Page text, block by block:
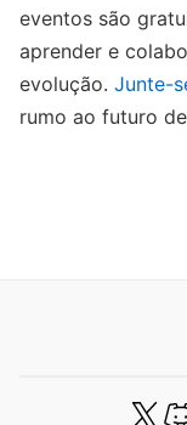
eventos são
aprender e
evolução. Junte-
rumo ao futuro